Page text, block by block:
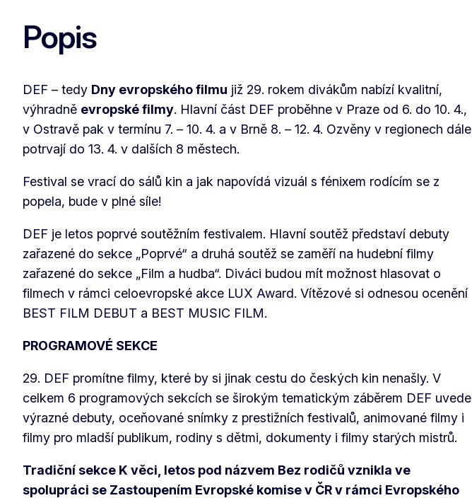
Popis
DEF – tedy Dny evropského filmu již 29. rokem divákům nabízí kvalitní,
výhradně evropské filmy. Hlavní část DEF proběhne v Praze od 6. do 10. 4.,
v Ostravě pak v termínu 7. – 10. 4. a v Brně 8. – 12. 4. Ozvěny v regionech dále
potrvají do 13. 4. v dalších 8 městech.
Festival se vrací do sálů kin a jak napovídá vizuál s fénixem rodícím se z
popela, bude v plné síle!
DEF je letos poprvé soutěžním festivalem. Hlavní soutěž představí debuty
zařazené do sekce „Poprvé“ a druhá soutěž se zaměří na hudební filmy
zařazené do sekce „Film a hudba“. Diváci budou mít možnost hlasovat o
filmech v rámci celoevropské akce LUX Award. Vítězové si odnesou ocenění
BEST FILM DEBUT a BEST MUSIC FILM.
PROGRAMOVÉ SEKCE
29. DEF promítne filmy, které by si jinak cestu do českých kin nenašly. V
celkem 6 programových sekcích se širokým tematickým záběrem DEF uvede
výrazné debuty, oceňované snímky z prestižních festivalů, animované filmy i
filmy pro mladší publikum, rodiny s dětmi, dokumenty i filmy starých mistrů.
Tradiční sekce K věci, letos pod názvem Bez rodičů vznikla ve
spolupráci se Zastoupením Evropské komise v ČR v rámci Evropského